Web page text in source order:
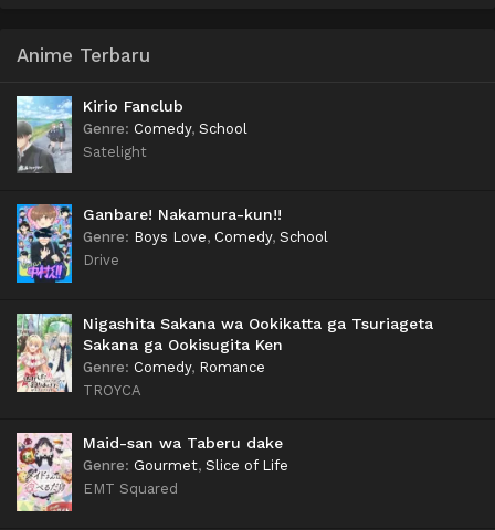
Anime Terbaru
Kirio Fanclub
Genre: Comedy, School
Satelight
Ganbare! Nakamura-kun!!
Genre: Boys Love, Comedy, School
Drive
Nigashita Sakana wa Ookikatta ga Tsuriageta
Sakana ga Ookisugita Ken
Genre: Comedy, Romance
TROYCA
Maid-san wa Taberu dake
Genre: Gourmet, Slice of Life
EMT Squared